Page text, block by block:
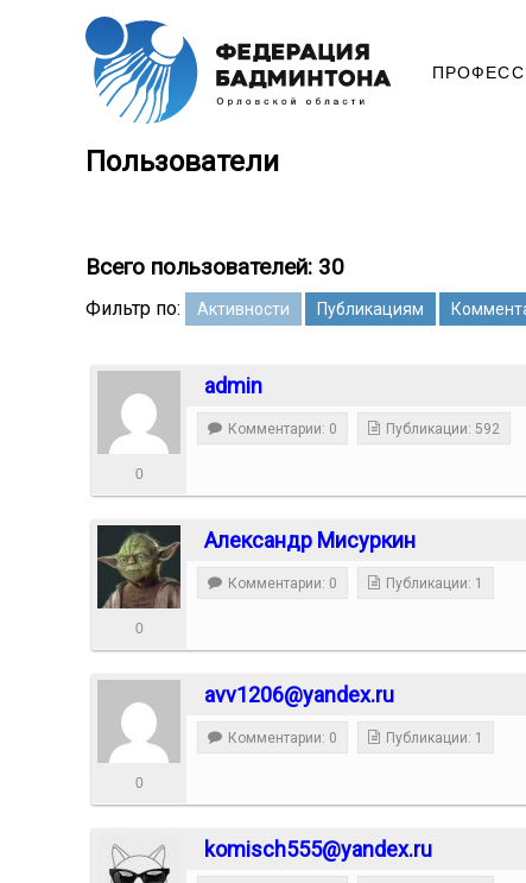
Пользователи
Всего пользователей: 30
Фильтр по: Активности Публикациям
admin
0
Комментарии: 0 Публикации: 592
Александр Мисуркин
0
Комментарии: 0 Публикации: 1
avv1206@yandex.ru
0
Комментарии: 0 Публикации: 1
komisch555@yandex.ru